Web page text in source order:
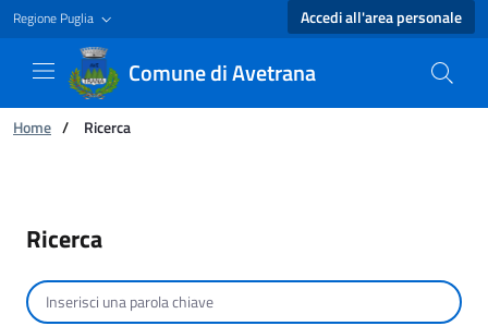
Regione Puglia Accedi all'area personale
Comune di Avetrana
Ti trovi in:
Home / Ricerca
Ricerca
Cerca per testo